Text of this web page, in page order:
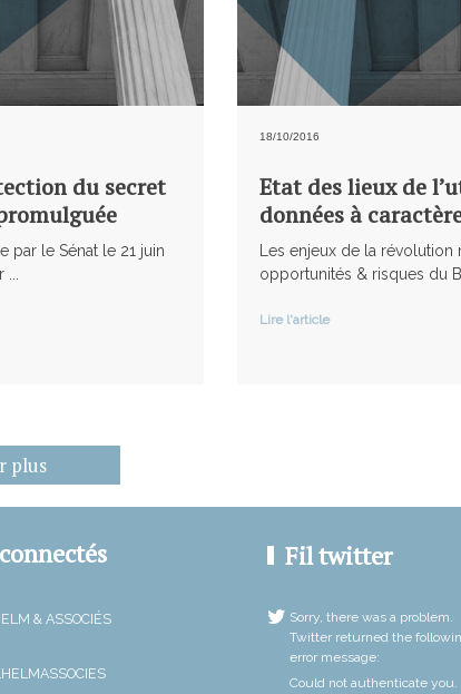
du secret
par le Sénat le 21 juin
...
18/10/2016
Etat des lieux de
données à
Les enjeux de la révolution
opportunités & risques du
Lire l'article
plus
& ASSOCIÉS
Fil twitter
Sorry, there was a problem.
Twitter returned the
error message:
Could not authenticate you.